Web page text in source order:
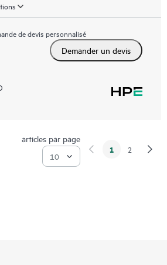
de devis personnalisé
Demander un devis
articles par page
1 2